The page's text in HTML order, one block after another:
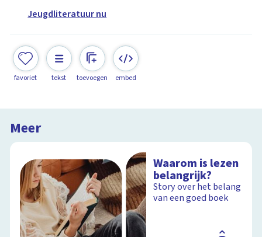
Jeugdliteratuur nu
favoriet tekst toevoegen embed
Meer
Waarom is lezen
belangrijk?
Story over het belang
van een goed boek